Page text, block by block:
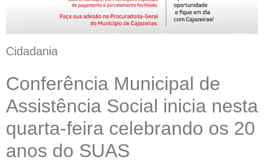
Cidadania
Conferência Municipal de
Assistência Social inicia nesta
quarta-feira celebrando os 20
anos do SUAS